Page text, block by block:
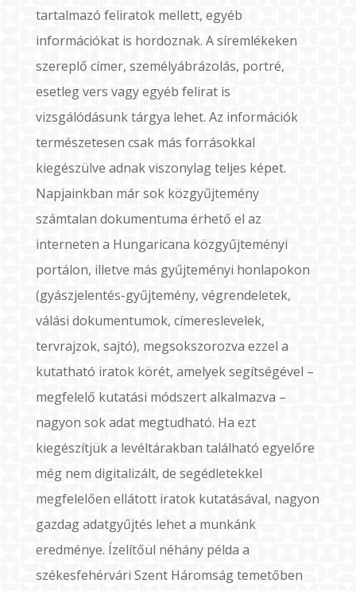
tartalmazó feliratok mellett, egyéb
információkat is hordoznak. A síremlékeken
szereplő címer, személyábrázolás, portré,
esetleg vers vagy egyéb felirat is
vizsgálódásunk tárgya lehet. Az információk
természetesen csak más forrásokkal
kiegészülve adnak viszonylag teljes képet.
Napjainkban már sok közgyűjtemény
számtalan dokumentuma érhető el az
interneten a Hungaricana közgyűjteményi
portálon, illetve más gyűjteményi honlapokon
(gyászjelentés-gyűjtemény, végrendeletek,
válási dokumentumok, címereslevelek,
tervrajzok, sajtó), megsokszorozva ezzel a
kutatható iratok körét, amelyek segítségével –
megfelelő kutatási módszert alkalmazva –
nagyon sok adat megtudható. Ha ezt
kiegészítjük a levéltárakban található egyelőre
még nem digitalizált, de segédletekkel
megfelelően ellátott iratok kutatásával, nagyon
gazdag adatgyűjtés lehet a munkánk
eredménye. Ízelítőül néhány példa a
székesfehérvári Szent Háromság temetőben